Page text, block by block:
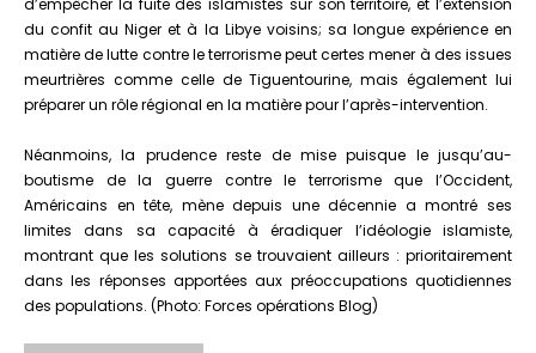
d’empêcher la fuite des islamistes sur son territoire, et l’extension
du confit au Niger et à la Libye voisins; sa longue expérience en
matière de lutte contre le terrorisme peut certes mener à des issues
meurtrières comme celle de Tiguentourine, mais également lui
préparer un rôle régional en la matière pour l’après-intervention.
Néanmoins, la prudence reste de mise puisque le jusqu’au-
boutisme de la guerre contre le terrorisme que l’Occident,
Américains en tête, mène depuis une décennie a montré ses
limites dans sa capacité à éradiquer l’idéologie islamiste,
montrant que les solutions se trouvaient ailleurs : prioritairement
dans les réponses apportées aux préoccupations quotidiennes
des populations. (Photo: Forces opérations Blog)